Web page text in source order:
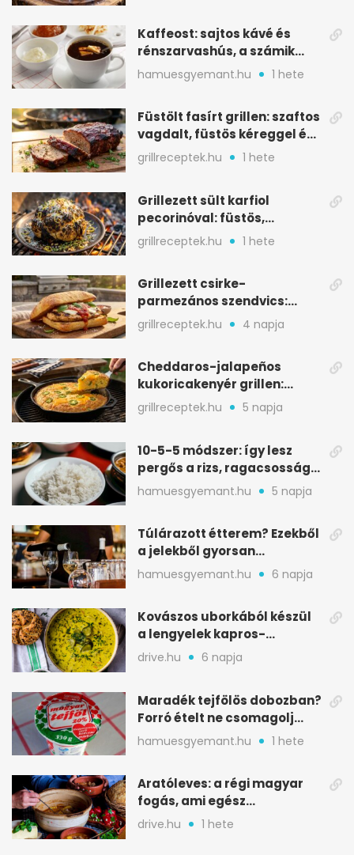
Kaffeost: sajtos kávé és
rénszarvashús, a számik
melegítő itala
hamuesgyemant.hu 1 hete
Füstölt fasírt grillen: szaftos
vagdalt, füstös kéreggel és
BBQ mázzal
grillreceptek.hu 1 hete
Grillezett sült karfiol
pecorinóval: füstös,
karamellizált nyári kedvenc
grillreceptek.hu 1 hete
Grillezett csirke-
parmezános szendvics:
ropogós csirke, olvadó sajt
grillreceptek.hu 4 napja
Cheddaros-jalapeños
kukoricakenyér grillen:
ropogós alj, puha belső
grillreceptek.hu 5 napja
10-5-5 módszer: így lesz
pergős a rizs, ragacsosság
nélkül
hamuesgyemant.hu 5 napja
Túlárazott étterem? Ezekből
a jelekből gyorsan
észreveheted
hamuesgyemant.hu 6 napja
Kovászos uborkából készül
a lengyelek kapros-
savanykás levese
drive.hu 6 napja
Maradék tejfölös dobozban?
Forró ételt ne csomagolj
ilyen tégelybe
hamuesgyemant.hu 1 hete
Aratóleves: a régi magyar
fogás, ami egész
csapatokat jóllakatott
drive.hu 1 hete